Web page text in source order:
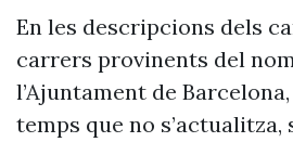
En les descripcions dels
carrers provinents del
l’Ajuntament de
temps que no s’actualitza,